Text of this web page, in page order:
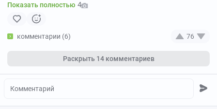
Показать полностью 4
комментарии (6) 76
Раскрыть 14 комментариев